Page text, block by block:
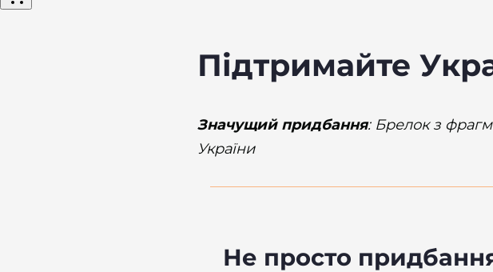
Підтримайте
Значущий придбання: Брелок з
України
Не просто